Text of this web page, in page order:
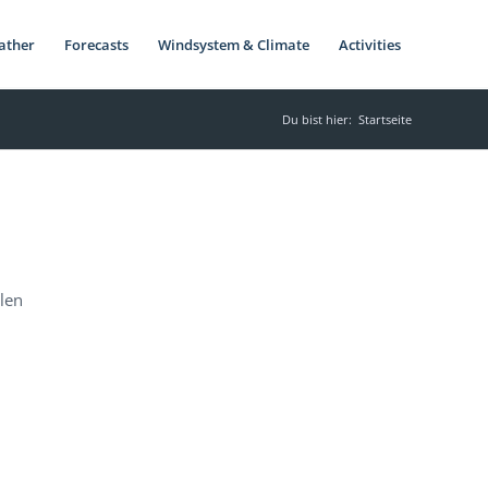
Forecasts Windsystem & Climate Activities
Du bist hier: Startseite